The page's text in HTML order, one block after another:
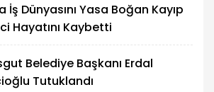
İş Dünyasını Yasa Boğan Kayıp
Hayatını Kaybetti
Belediye Başkanı Erdal
Tutuklandı